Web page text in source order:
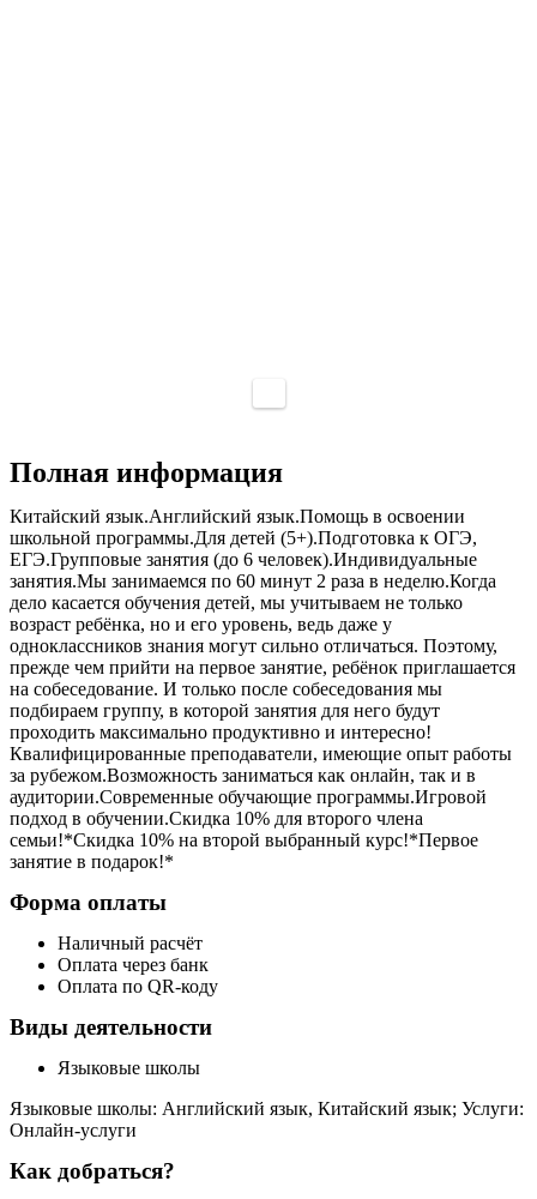
Полная информация
Китайский язык.Английский язык.Помощь в освоении
школьной программы.Для детей (5+).Подготовка к ОГЭ,
ЕГЭ.Групповые занятия (до 6 человек).Индивидуальные
занятия.Мы занимаемся по 60 минут 2 раза в неделю.Когда
дело касается обучения детей, мы учитываем не только
возраст ребёнка, но и его уровень, ведь даже у
одноклассников знания могут сильно отличаться. Поэтому,
прежде чем прийти на первое занятие, ребёнок приглашается
на собеседование. И только после собеседования мы
подбираем группу, в которой занятия для него будут
проходить максимально продуктивно и интересно!
Квалифицированные преподаватели, имеющие опыт работы
за рубежом.Возможность заниматься как онлайн, так и в
аудитории.Современные обучающие программы.Игровой
подход в обучении.Скидка 10% для второго члена
семьи!*Скидка 10% на второй выбранный курс!*Первое
занятие в подарок!*
Форма оплаты
Наличный расчёт
Оплата через банк
Оплата по QR-коду
Виды деятельности
Языковые школы
Языковые школы: Английский язык, Китайский язык; Услуги:
Онлайн-услуги
Как добраться?